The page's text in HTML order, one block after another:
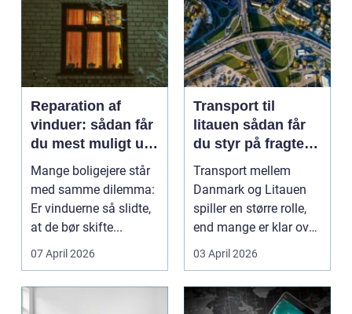
Reparation af
vinduer: sådan får
du mest muligt ud
af dine gamle
vinduer
Mange boligejere står
med samme dilemma:
Er vinduerne så slidte,
at de bør skifte...
07 April 2026
Transport til
litauen sådan får
du styr på fragten
til baltikum
Transport mellem
Danmark og Litauen
spiller en større rolle,
end mange er klar over.
Litauen er et n...
03 April 2026